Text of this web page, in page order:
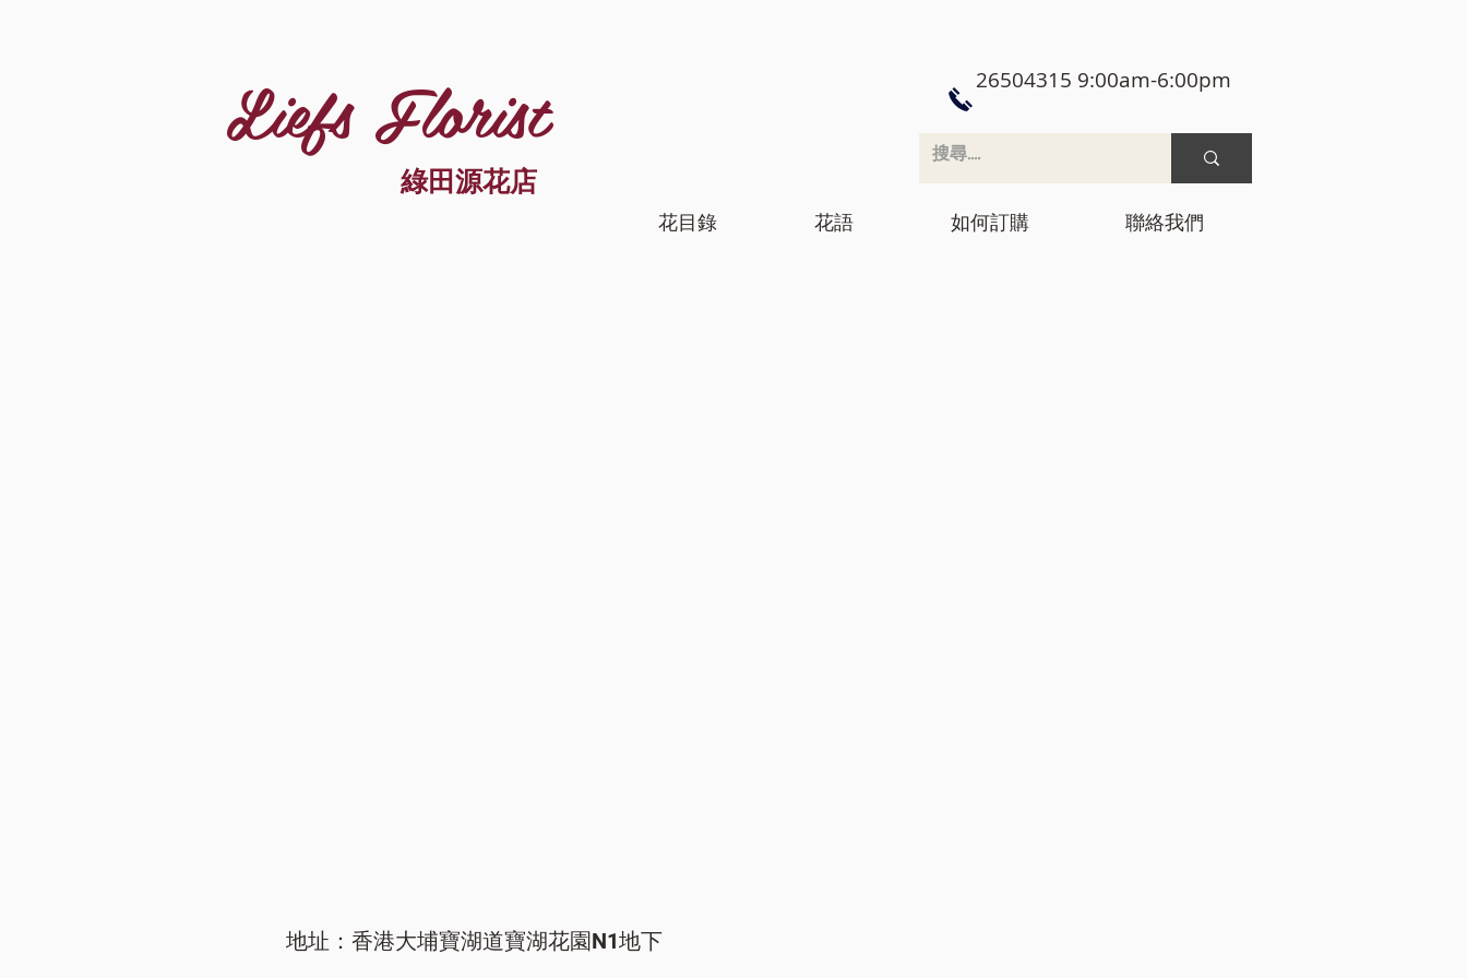
Liefs Florist
綠田源花店
26504315 9:00am-6:00pm
花目錄 花語 如何訂購 聯絡我們
地址：香港大埔寶湖道寶湖花園N1地下